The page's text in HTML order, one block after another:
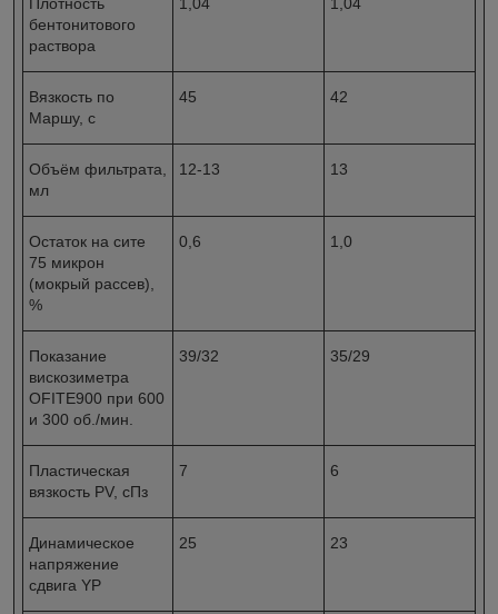
бентонитового
раствора
Вязкость по
Маршу, с
45 42
Объём фильтрата,
мл
12-13 13
Остаток на сите
75 микрон
(мокрый рассев),
%
0,6 1,0
Показание
вискозиметра
OFITE900 при 600
и 300 об./мин.
39/32 35/29
Пластическая
вязкость PV, сПз
7 6
Динамическое
напряжение
сдвига YP
25 23